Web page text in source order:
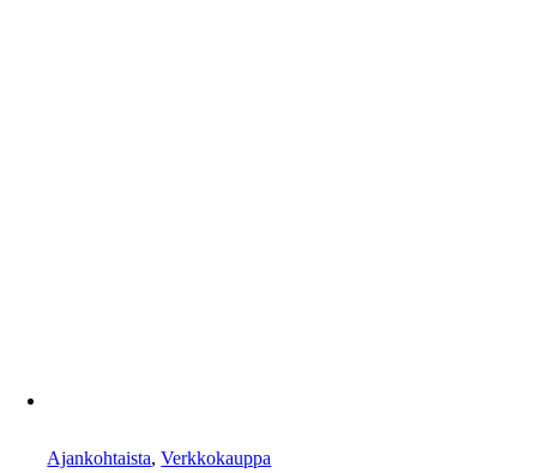
Ajankohtaista,Verkkokauppa